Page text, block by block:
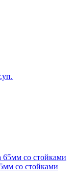
со стойками